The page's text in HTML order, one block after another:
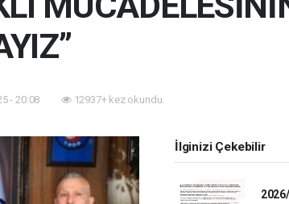
- 20:08 12937+ kez okundu.
İlginizi Çekebilir